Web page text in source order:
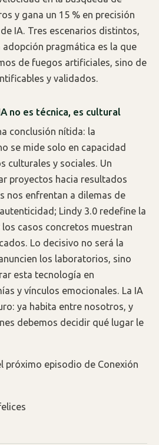
y gana un 15 % en precisión
IA. Tres escenarios distintos,
adopción pragmática es la que
de fuegos artificiales, sino de
y validados.
no es técnica, es cultural
conclusión nítida: la
se mide solo en capacidad
culturales y sociales. Un
proyectos hacia resultados
nos enfrentan a dilemas de
Lindy 3.0 redefine la
casos concretos muestran
Lo decisivo no será la
los laboratorios, sino
esta tecnología en
y vínculos emocionales. La IA
ya habita entre nosotros, y
debemos decidir qué lugar le
próximo episodio de Conexión